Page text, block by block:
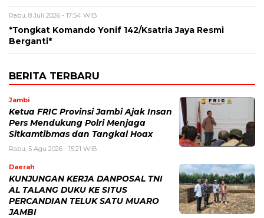
Rabu, 8 Juli 2026 - 17:54 WIB
*Tongkat Komando Yonif 142/Ksatria Jaya Resmi
Berganti*
BERITA TERBARU
Jambi
Ketua FRIC Provinsi Jambi Ajak Insan
Pers Mendukung Polri Menjaga
Sitkamtibmas dan Tangkal Hoax
Rabu, 5 Agu 2026 - 15:21 WIB
Daerah
KUNJUNGAN KERJA DANPOSAL TNI
AL TALANG DUKU KE SITUS
PERCANDIAN TELUK SATU MUARO
JAMBI